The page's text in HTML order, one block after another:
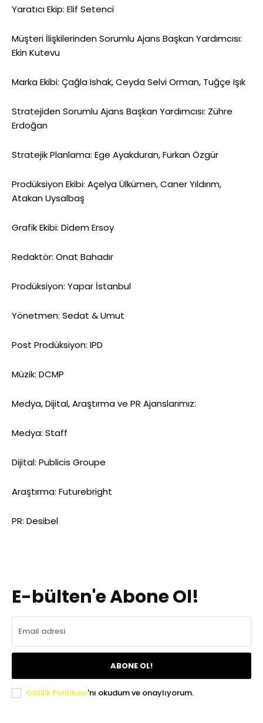
Yaratıcı Ekip: Elif Setenci
Müşteri İlişkilerinden Sorumlu Ajans Başkan Yardımcısı:
Ekin Kutevu
Marka Ekibi: Çağla Ishak, Ceyda Selvi Orman, Tuğçe Işık
Stratejiden Sorumlu Ajans Başkan Yardımcısı: Zühre
Erdoğan
Stratejik Planlama: Ege Ayakduran, Furkan Özgür
Prodüksiyon Ekibi: Açelya Ülkümen, Caner Yıldırım,
Atakan Uysalbaş
Grafik Ekibi: Didem Ersoy
Redaktör: Onat Bahadır
Prodüksiyon: Yapar İstanbul
Yönetmen: Sedat & Umut
Post Prodüksiyon: IPD
Müzik: DCMP
Medya, Dijital, Araştırma ve PR Ajanslarımız:
Medya: Staff
Dijital: Publicis Groupe
Araştırma: Futurebright
PR: Desibel
E-bülten'e Abone Ol!
ABONE OL!
Gizlilik Politikası'nı okudum ve onaylıyorum.